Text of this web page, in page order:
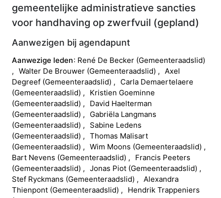
gemeentelijke administratieve sancties
voor handhaving op zwerfvuil (gepland)
Aanwezigen bij agendapunt
Aanwezige leden René De Becker (Gemeenteraadslid)
Walter De Brouwer (Gemeenteraadslid)
Axel
Degreef (Gemeenteraadslid) Carla Demaertelaere
(Gemeenteraadslid) Kristien Goeminne
(Gemeenteraadslid) David Haelterman
(Gemeenteraadslid) Gabriëla Langmans
(Gemeenteraadslid) Sabine Ledens
(Gemeenteraadslid) Thomas Malisart
(Gemeenteraadslid) Wim Moons (Gemeenteraadslid)
Bart Nevens (Gemeenteraadslid) Francis Peeters
(Gemeenteraadslid) Jonas Piot (Gemeenteraadslid)
Stef Ryckmans (Gemeenteraadslid)
Alexandra
Thienpont (Gemeenteraadslid) Hendrik Trappeniers